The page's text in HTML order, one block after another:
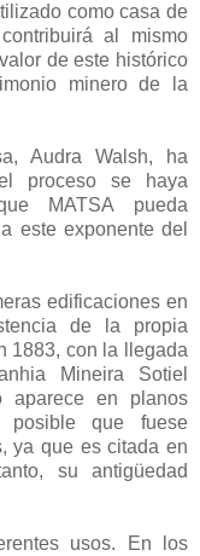
como casa de
al mismo
de este histórico
minero de la
Audra Walsh, ha
proceso se haya
MATSA pueda
este exponente del
edificaciones en
de la propia
1883, con la llegada
Mineira Sotiel
aparece en planos
que fuese
ya que es citada en
su antigüedad
usos. En los